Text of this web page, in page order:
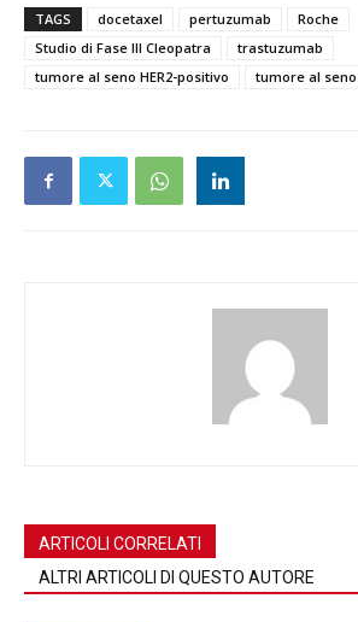
TAGS docetaxel pertuzumab
Roche
Studio di Fase III Cleopatra
trastuzumab
tumore al seno HER2-positivo
tumore al
ARTICOLI CORRELATI
ALTRI ARTICOLI DI QUESTO AUTORE